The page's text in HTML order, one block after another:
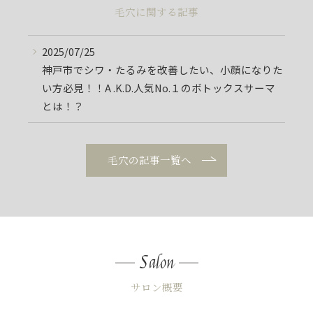
毛穴に関する記事
2025/07/25
神戸市でシワ・たるみを改善したい、小顔になりた
い方必見！！A .K.D.人気No.１のボトックスサーマ
とは！？
毛穴の記事一覧へ
サロン概要
Salon